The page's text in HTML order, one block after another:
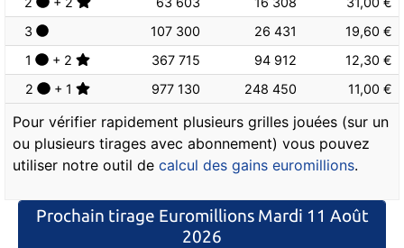
3
107 300 26 431
19,60 €
1
+ 2 367 715 94 912
12,30 €
2
+ 1 977 130 248 450 11,00 €
Pour vérifier rapidement plusieurs grilles jouées (sur un
ou plusieurs tirages avec abonnement) vous pouvez
utiliser notre outil de calcul des gains euromillions.
Prochain tirage Euromillions Mardi 11 Août
2026